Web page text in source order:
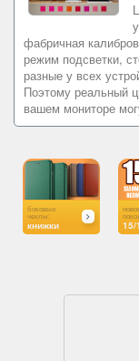
фабричная
режим подсветки,
разные у всех
Поэтому реальный
вашем мониторе
боковые
чехлы:
книжки 15/